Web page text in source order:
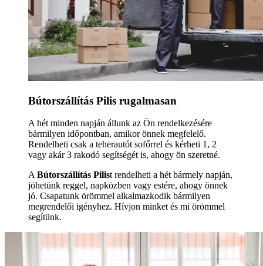
Bútorszállítás Pilis rugalmasan
A hét minden napján állunk az Ön rendelkezésére
bármilyen időpontban, amikor önnek megfelelő.
Rendelheti csak a teherautót sofőrrel és kérheti 1, 2
vagy akár 3 rakodó segítségét is, ahogy ön szeretné.
A Bútorszállítás Pilist rendelheti a hét bármely napján,
jöhetünk reggel, napközben vagy estére, ahogy önnek
jó. Csapatunk örömmel alkalmazkodik bármilyen
megrendelői igényhez. Hívjon minket és mi örömmel
segítünk.